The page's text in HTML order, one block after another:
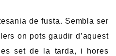
de fusta. Sembla ser
on pots gaudir d’aquest
set de la tarda, i hores